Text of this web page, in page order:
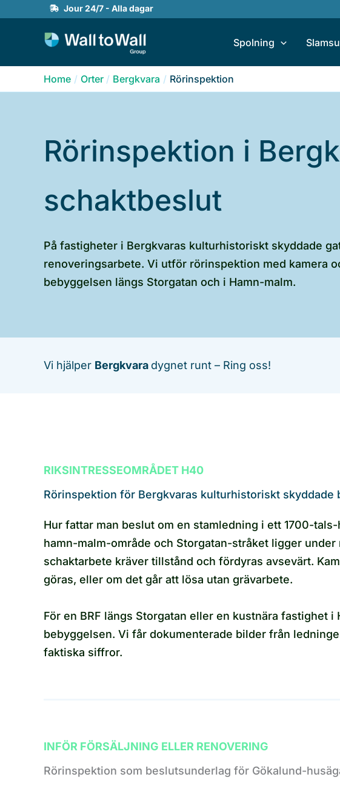
Jour 24/7 - Alla dagar
Spolning
Home Orter Bergkvara Rörinspektion
Rörinspektion i
schaktbeslut
På fastigheter i Bergkvaras kulturhistoriskt skyddade
renoveringsarbete. Vi utför rörinspektion med kamera
bebyggelsen längs Storgatan och i Hamn-malm.
Vi hjälper Bergkvara dygnet runt – Ring oss!
RIKSINTRESSEOMRÅDET H40
Rörinspektion för Bergkvaras kulturhistoriskt skyddade
Hur fattar man beslut om en stamledning i ett 1700-
hamn-malm-område och Storgatan-stråket ligger
schaktarbete kräver tillstånd och fördyras avsevärt.
göras, eller om det går att lösa utan grävarbete.
För en BRF längs Storgatan eller en kustnära fastighet
bebyggelsen. Vi får dokumenterade bilder från
faktiska siffror.
INFÖR FÖRSÄLJNING ELLER RENOVERING
Rörinspektion som beslutsunderlag för Gökalund-